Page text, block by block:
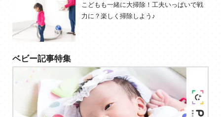
こどもも一緒に大掃除！工夫いっぱいで戦
力に？楽しく掃除しよう♪
ベビー記事特集